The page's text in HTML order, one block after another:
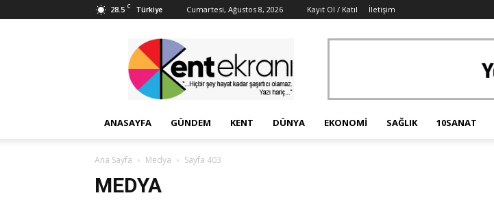
28.5 C Türkiye Cumartesi, Ağustos 8, 2026 Kayıt Ol / Katıl İletişim
Ekranı
ANASAYFA GÜNDEM KENT DÜNYA EKONOMI SAĞLIK 10SANAT
Ana Sayfa Medya Sayfa 403
MEDYA